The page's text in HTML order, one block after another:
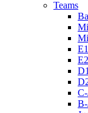
Teams
B-